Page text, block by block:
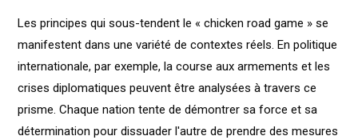
Les principes qui sous-tendent le « chicken road game » se
manifestent dans une variété de contextes réels. En politique
internationale, par exemple, la course aux armements et les
crises diplomatiques peuvent être analysées à travers ce
prisme. Chaque nation tente de démontrer sa force et sa
détermination pour dissuader l'autre de prendre des mesures